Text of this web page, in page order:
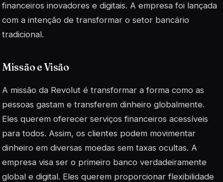
financeiros inovadores e digitais. A empresa foi lançada
com a intenção de transformar o setor bancário
tradicional.
Missão e Visão
A missão da Revolut é transformar a forma como as
pessoas gastam e transferem dinheiro globalmente.
Eles querem oferecer serviços financeiros acessíveis
para todos. Assim, os clientes podem movimentar
dinheiro em diversas moedas sem taxas ocultas. A
empresa visa ser o primeiro banco verdadeiramente
global e digital. Eles querem proporcionar flexibilidade